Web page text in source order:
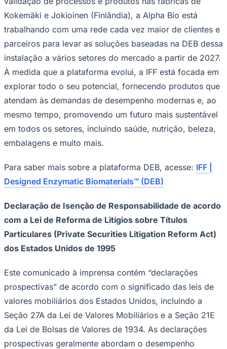
Corinthians
Palmeiras
Kokemäki e Jokioinen (Finlândia), a Alpha Bio está
trabalhando com uma rede cada vez maior de clientes e
parceiros para levar as soluções baseadas na DEB dessa
instalação a vários setores do mercado a partir de 2027.
À medida que a plataforma evolui, a IFF está focada em
explorar todo o seu potencial, fornecendo produtos que
atendam às demandas de desempenho modernas e, ao
mesmo tempo, promovendo um futuro mais sustentável
em todos os setores, incluindo saúde, nutrição, beleza,
embalagens e muito mais.
Para saber mais sobre a plataforma DEB, acesse: IFF |
Designed Enzymatic Biomaterials™ (DEB)
Declaração de Isenção de Responsabilidade de acordo
com a Lei de Reforma de Litígios sobre Títulos
Particulares (Private Securities Litigation Reform Act)
dos Estados Unidos de 1995
Este comunicado à imprensa contém “declarações
prospectivas” de acordo com o significado das leis de
valores mobiliários dos Estados Unidos, incluindo a
Seção 27A da Lei de Valores Mobiliários e a Seção 21E
da Lei de Bolsas de Valores de 1934. As declarações
prospectivas geralmente abordam o desempenho